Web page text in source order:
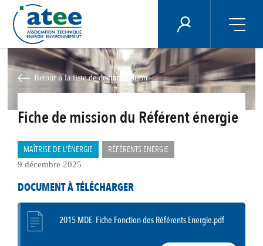
au
contenu
principal
ÉNERGIE PLUS
Retour à la liste de documentation
Fiche de mission du Référent énergie
MAÎTRISE DE L'ÉNERGIE RÉFÉRENTS ENERGIE
9 décembre 2025
DOCUMENT À TÉLÉCHARGER
2015-MDE- Fiche Fonction des Référents Energie.pdf
Panneau de gestion des cookies